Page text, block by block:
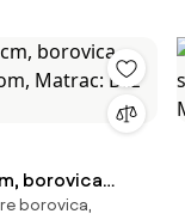
borovica
Matrac: Bez
borovica,